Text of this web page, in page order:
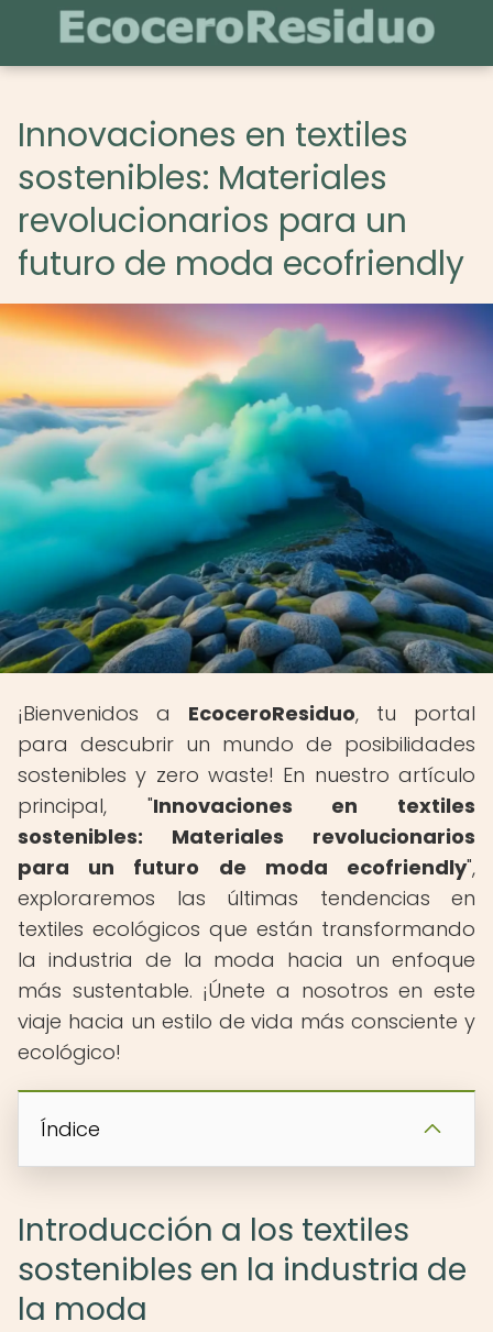
Innovaciones en textiles
sostenibles: Materiales
revolucionarios para un
futuro de moda ecofriendly
¡Bienvenidos a EcoceroResiduo, tu portal
para descubrir un mundo de posibilidades
sostenibles y zero waste! En nuestro artículo
principal, "Innovaciones en textiles
sostenibles: Materiales revolucionarios
para un futuro de moda ecofriendly",
exploraremos las últimas tendencias en
textiles ecológicos que están transformando
la industria de la moda hacia un enfoque
más sustentable. ¡Únete a nosotros en este
viaje hacia un estilo de vida más consciente y
ecológico!
Índice
Introducción a los textiles
sostenibles en la industria de
la moda